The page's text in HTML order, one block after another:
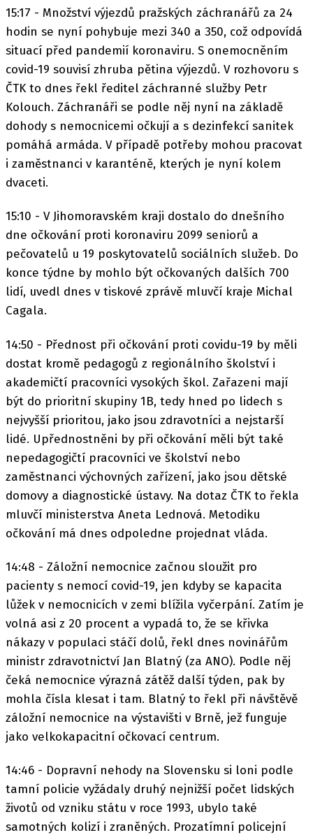
15:17 - Množství výjezdů pražských záchranářů za 24
hodin se nyní pohybuje mezi 340 a 350, což odpovídá
situací před pandemií koronaviru. S onemocněním
covid-19 souvisí zhruba pětina výjezdů. V rozhovoru s
ČTK to dnes řekl ředitel záchranné služby Petr
Kolouch. Záchranáři se podle něj nyní na základě
dohody s nemocnicemi očkují a s dezinfekcí sanitek
pomáhá armáda. V případě potřeby mohou pracovat
i zaměstnanci v karanténě, kterých je nyní kolem
dvaceti.
15:10 - V Jihomoravském kraji dostalo do dnešního
dne očkování proti koronaviru 2099 seniorů a
pečovatelů u 19 poskytovatelů sociálních služeb. Do
konce týdne by mohlo být očkovaných dalších 700
lidí, uvedl dnes v tiskové zprávě mluvčí kraje Michal
Cagala.
14:50 - Přednost při očkování proti covidu-19 by měli
dostat kromě pedagogů z regionálního školství i
akademičtí pracovníci vysokých škol. Zařazeni mají
být do prioritní skupiny 1B, tedy hned po lidech s
nejvyšší prioritou, jako jsou zdravotníci a nejstarší
lidé. Upřednostněni by při očkování měli být také
nepedagogičtí pracovníci ve školství nebo
zaměstnanci výchovných zařízení, jako jsou dětské
domovy a diagnostické ústavy. Na dotaz ČTK to řekla
mluvčí ministerstva Aneta Lednová. Metodiku
očkování má dnes odpoledne projednat vláda.
14:48 - Záložní nemocnice začnou sloužit pro
pacienty s nemocí covid-19, jen kdyby se kapacita
lůžek v nemocnicích v zemi blížila vyčerpání. Zatím je
volná asi z 20 procent a vypadá to, že se křivka
nákazy v populaci stáčí dolů, řekl dnes novinářům
ministr zdravotnictví Jan Blatný (za ANO). Podle něj
čeká nemocnice výrazná zátěž další týden, pak by
mohla čísla klesat i tam. Blatný to řekl při návštěvě
záložní nemocnice na výstavišti v Brně, jež funguje
jako velkokapacitní očkovací centrum.
14:46 - Dopravní nehody na Slovensku si loni podle
tamní policie vyžádaly druhý nejnižší počet lidských
životů od vzniku státu v roce 1993, ubylo také
samotných kolizí i zraněných. Prozatímní policejní